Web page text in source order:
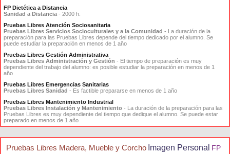
FP Dietética a Distancia
Sanidad a Distancia - 2000 h.
Pruebas Libres Atención Sociosanitaria
Pruebas Libres Servicios Socioculturales y a la Comunidad - La duración de la
preparación para las Pruebas Libres depende del tiempo dedicado por el alumno. Se
puede estudiar la preparación en menos de 1 año
Pruebas Libres Gestión Administrativa
Pruebas Libres Administración y Gestión - El tiempo de preparación es muy
dependiente del trabajo del alumno: es posible estudiar la preparación en menos de 1
año
Pruebas Libres Emergencias Sanitarias
Pruebas Libres Sanidad - Es factible prepararse en menos de 1 año
Pruebas Libres Mantenimiento Industrial
Pruebas Libres Instalación y Mantenimiento - La duración de la preparación para las
Pruebas Libres es muy dependiente del tiempo que dedique el alumno. Se puede estar
preparado en menos de 1 año
Pruebas Libres Madera, Mueble y Corcho Imagen Personal FP